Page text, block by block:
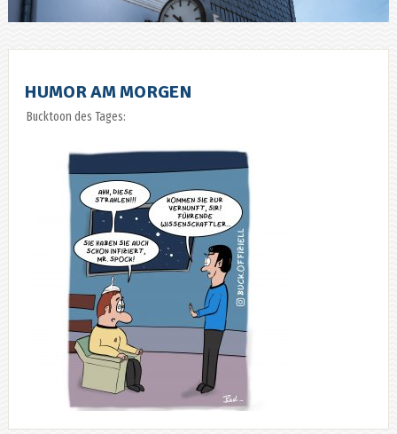
HUMOR AM MORGEN
Bucktoon des Tages: